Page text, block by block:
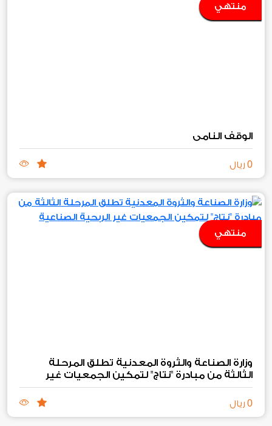
منتهي
الوقف النامي
0 ريال
منتهي
وزارة الصناعة والثروة المعدنية تطلق المرحلة
الثالثة من مبادرة "نتاج" لتمكين الجمعيات غير
الربحية الصناعية والتعدينية
0 ريال